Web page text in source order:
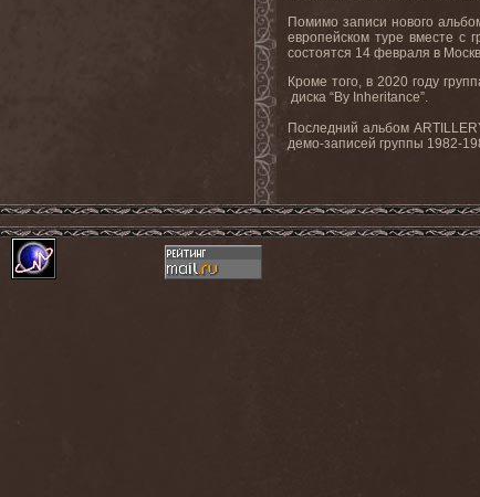
Помимо записи нового
европейском туре вместе с
состоятся 14 февраля в
Кроме того, в 2020 году
диска “By Inheritance”.
Последний альбом
демо-записей группы 1982-